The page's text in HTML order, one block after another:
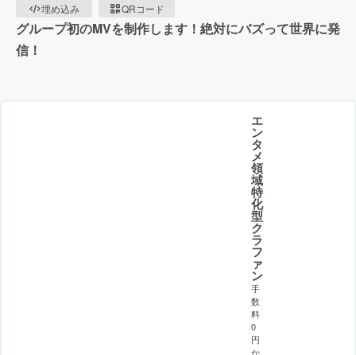
埋め込み
QRコード
グループ初のMVを制作します！絶対にバズって世界に発
信！
エ
ン
タ
メ
領
域
特
化
型
ク
ラ
フ
ァ
ン
手
数
料
0
円
か